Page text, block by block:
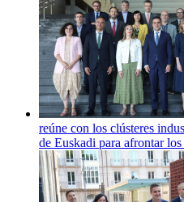
reúne con los clústeres
de Euskadi para afrontar